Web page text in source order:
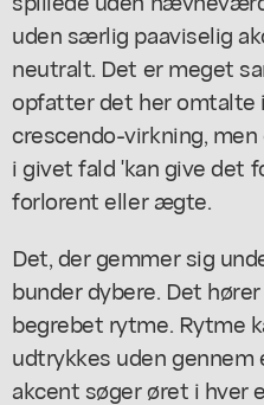
uden særlig paaviselig
neutralt. Det er meget
opfatter det her omtalte
crescendo-virkning,
i givet fald 'kan give det
forlorent eller ægte.
Det, der gemmer sig
bunder dybere. Det
begrebet rytme. Rytme
udtrykkes uden gennem
akcent søger øret i hver